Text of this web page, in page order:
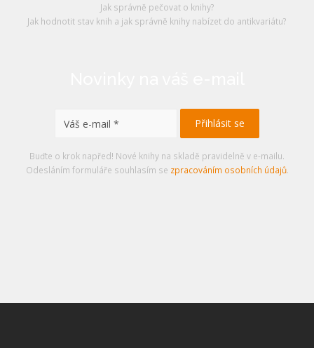
Jak správně pečovat o knihy?
Jak hodnotit stav knih a jak správně knihy nabízet do antikvariátu?
Buďte o krok napřed! Nové knihy na skladě pravidelně v e-mailu.
Odesláním formuláře souhlasím se zpracováním osobních údajů.